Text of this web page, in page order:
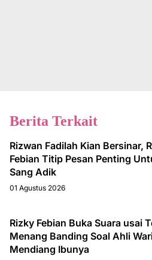
Berita Terkait
Rizwan Fadilah Kian Bersinar,
Febian Titip Pesan Penting
Sang Adik
01 Agustus 2026
Rizky Febian Buka Suara usai
Menang Banding Soal Ahli
Mendiang Ibunya